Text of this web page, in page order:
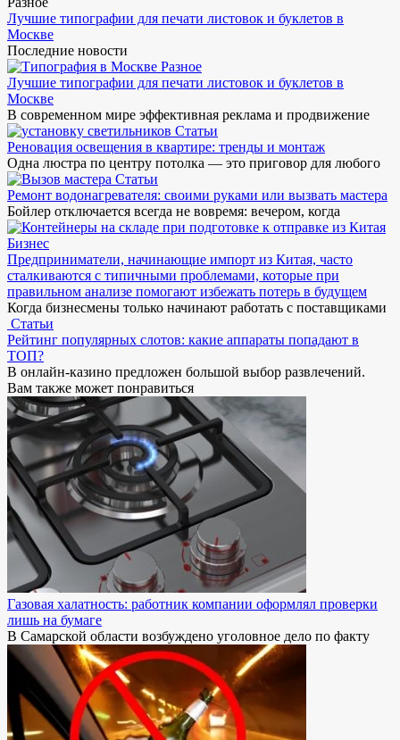
Лучшие типографии для печати листовок и буклетов в
Москве
Последние новости
Разное
Лучшие типографии для печати листовок и буклетов в
Москве
В современном мире эффективная реклама и продвижение
Статьи
Реновация освещения в квартире: тренды и монтаж
Одна люстра по центру потолка — это приговор для любого
Статьи
Ремонт водонагревателя: своими руками или вызвать мастера
Бойлер отключается всегда не вовремя: вечером, когда
Бизнес
Предприниматели, начинающие импорт из Китая, часто
сталкиваются с типичными проблемами, которые при
правильном анализе помогают избежать потерь в будущем
Когда бизнесмены только начинают работать с поставщиками
Статьи
Рейтинг популярных слотов: какие аппараты попадают в
ТОП?
В онлайн-казино предложен большой выбор развлечений.
Вам также может понравиться
Газовая халатность: работник компании оформлял проверки
лишь на бумаге
В Самарской области возбуждено уголовное дело по факту